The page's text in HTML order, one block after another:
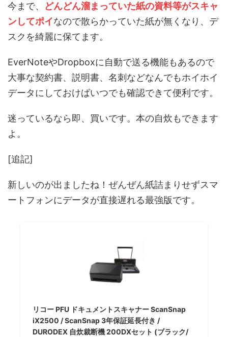
今まで、
どんどん溜まっていた紙の資料等がスキャ
ンしてポイなので散らかっていた紙が無くなり、デ
スクを綺麗に保てます。
EverNoteやDropboxに自動で送る機能もあるので
大事な契約書、説明書、名刺などなんでもホイホイ
データにしておけばいつでも確認できて便利です。
迷っているなら即、買いです。本の自炊もできます
よ。
[追記]
新しいのが出ましたね！ぜんぜん紙詰まりせずスマ
ートフォンにデータが直接遅れる最強版です。
リコー PFU ドキュメントスキャナー ScanSnap
iX2500 / ScanSnap 3年保証延長付き /
DURODEX 自炊裁断機 200DXセット (ブラック/